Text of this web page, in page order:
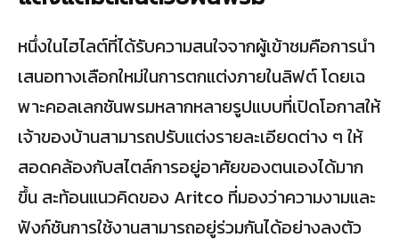
หนึ่งในไฮไลต์ที่ได้รับความสนใจจากผู้เข้าชมคือการนำ
เสนอทางเลือกใหม่ในการตกแต่งภายในลิฟต์ โดยเฉ
พาะคอลเลกชันพรมหลากหลายรูปแบบที่เปิดโอกาสให้
เจ้าของบ้านสามารถปรับแต่งรายละเอียดต่าง ๆ ให้
สอดคล้องกับสไตล์การอยู่อาศัยของตนเองได้มาก
ขึ้น สะท้อนแนวคิดของ Aritco ที่มองว่าความงามและ
ฟังก์ชันการใช้งานสามารถอยู่ร่วมกันได้อย่างลงตัว